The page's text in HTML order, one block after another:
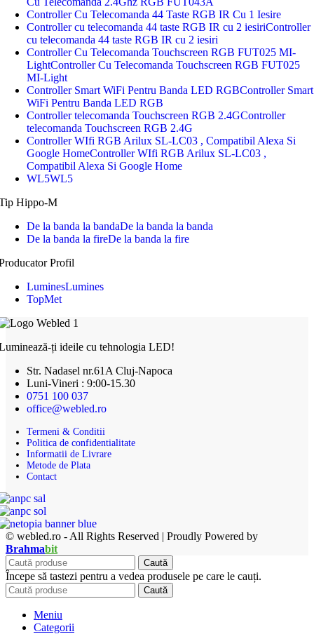
Controller Cu Telecomanda 44 Taste RGB IR Cu 1 Iesire
Controller cu telecomanda 44 taste RGB IR cu 2 iesiriController
cu telecomanda 44 taste RGB IR cu 2 iesiri
Controller Cu Telecomanda Touchscreen RGB FUT025 MI-
LightController Cu Telecomanda Touchscreen RGB FUT025
MI-Light
Controller Smart WiFi Pentru Banda LED RGBController Smart
WiFi Pentru Banda LED RGB
Controller telecomanda Touchscreen RGB 2.4GController
telecomanda Touchscreen RGB 2.4G
Controller WIfi RGB Arilux SL-LC03 , Compatibil Alexa Si
Google HomeController WIfi RGB Arilux SL-LC03 ,
Compatibil Alexa Si Google Home
WL5WL5
Hippo-M
De la banda la bandaDe la banda la banda
De la banda la fireDe la banda la fire
Profil
LuminesLumines
TopMet
ți ideile cu tehnologia LED!
Str. Nadasel nr.61A Cluj-Napoca
Luni-Vineri : 9:00-15.30
0751 100 037
office@webled.ro
Termeni & Conditii
Politica de confidentialitate
Informatii de Livrare
Metode de Plata
Contact
© webled.ro - All Rights Reserved | Proudly Powered by
Brahmabit
Caută
Începe să tastezi pentru a vedea produsele pe care le cauți.
Caută
Meniu
Categorii